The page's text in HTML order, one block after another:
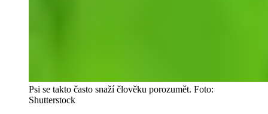
Psi se takto často snaží člověku porozumět. Foto:
Shutterstock